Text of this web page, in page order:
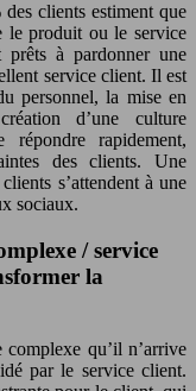
clients estiment que
le produit ou le service
à pardonner une
service client. Il est
personnel, la mise en
d’une culture
rapidement,
des clients. Une
s’attendent à une
sociaux.
/ service
la
qu’il n’arrive
par le service client.